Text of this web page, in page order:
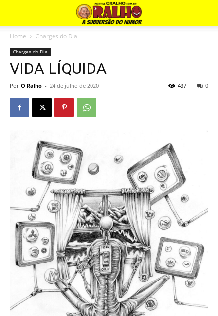
Home Charges do Dia
Charges do Dia
VIDA LÍQUIDA
Por O Ralho - 24 de julho de 2020 0
437